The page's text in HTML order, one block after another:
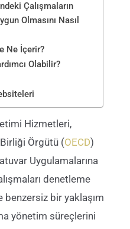
Çalışmaların
Olmasını Nasıl
Ne İçerir?
Olabilir?
Hizmetleri,
Örgütü (OECD)
Uygulamalarına
denetleme
bir yaklaşım
yönetim süreçlerini